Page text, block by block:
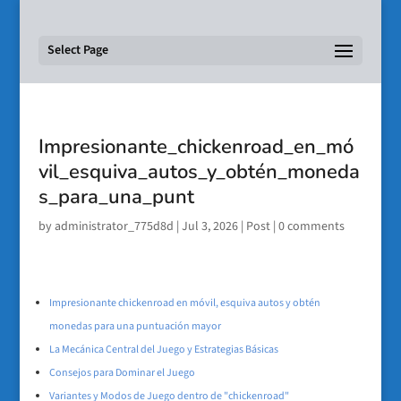
Select Page
Impresionante_chickenroad_en_mó
vil_esquiva_autos_y_obtén_moneda
s_para_una_punt
byadministrator_775d8d | Jul 3, 2026| Post| 0 comments
Impresionante chickenroad en móvil, esquiva autos y obtén
monedas para una puntuación mayor
La Mecánica Central del Juego y Estrategias Básicas
Consejos para Dominar el Juego
Variantes y Modos de Juego dentro de "chickenroad"